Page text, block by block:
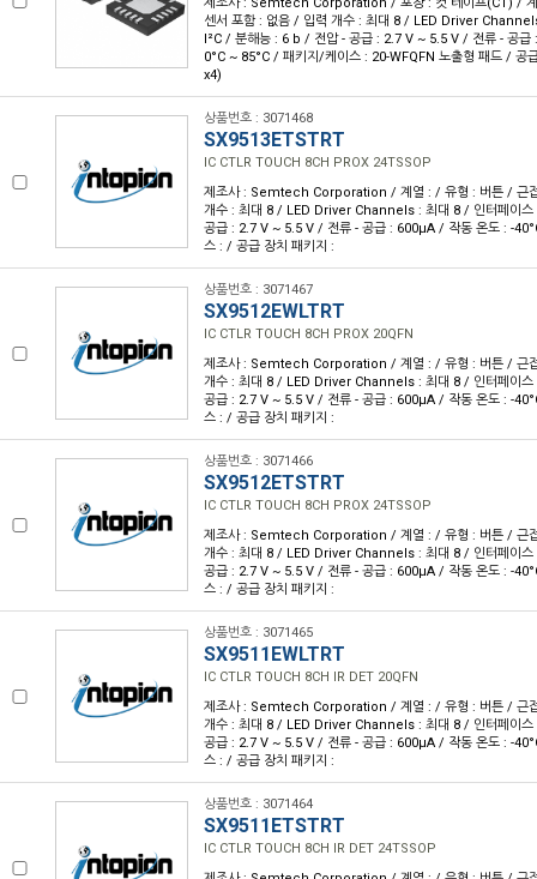
센서 포함 : 없음 / 입력 개수 : 최대 8 / LED Driver
I²C / 분해능 : 6 b / 전압 - 공급 : 2.7 V ~ 5.5 V / 전류 - 공
0°C ~ 85°C / 패키지/케이스 : 20-WFQFN 노출형 패드 / 공
x4)
상품번호 : 3071468
SX9513ETSTRT
IC CTLR TOUCH 8CH PROX 24TSSOP
제조사 : Semtech Corporation / 계열 : / 유형 : 버튼 / 근
개수 : 최대 8 / LED Driver Channels : 최대 8 / 인터페이스
공급 : 2.7 V ~ 5.5 V / 전류 - 공급 : 600µA / 작동 온도 : -
스 : / 공급 장치 패키지 :
상품번호 : 3071467
SX9512EWLTRT
IC CTLR TOUCH 8CH PROX 20QFN
제조사 : Semtech Corporation / 계열 : / 유형 : 버튼 / 근
개수 : 최대 8 / LED Driver Channels : 최대 8 / 인터페이스
공급 : 2.7 V ~ 5.5 V / 전류 - 공급 : 600µA / 작동 온도 : -
스 : / 공급 장치 패키지 :
상품번호 : 3071466
SX9512ETSTRT
IC CTLR TOUCH 8CH PROX 24TSSOP
제조사 : Semtech Corporation / 계열 : / 유형 : 버튼 / 근
개수 : 최대 8 / LED Driver Channels : 최대 8 / 인터페이스
공급 : 2.7 V ~ 5.5 V / 전류 - 공급 : 600µA / 작동 온도 : -
스 : / 공급 장치 패키지 :
상품번호 : 3071465
SX9511EWLTRT
IC CTLR TOUCH 8CH IR DET 20QFN
제조사 : Semtech Corporation / 계열 : / 유형 : 버튼 / 근
개수 : 최대 8 / LED Driver Channels : 최대 8 / 인터페이스
공급 : 2.7 V ~ 5.5 V / 전류 - 공급 : 600µA / 작동 온도 : -
스 : / 공급 장치 패키지 :
상품번호 : 3071464
SX9511ETSTRT
IC CTLR TOUCH 8CH IR DET 24TSSOP